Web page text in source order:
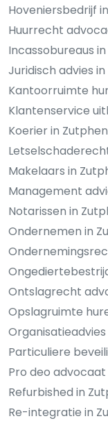
Hoveniersbedrijf
Huurrecht
Incassobureaus
Juridisch advies
Kantoorruimte
Klantenservice
Koerier in Zutphen
Makelaars in
Management
Notarissen in
Ondernemen in
Ontslagrecht
Opslagruimte
Particuliere
Pro deo
Refurbished in
Re-integratie in